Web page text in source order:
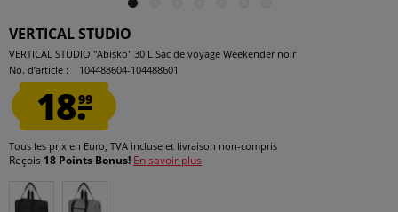
VERTICAL STUDIO
VERTICAL STUDIO "Abisko" 30 L Sac de voyage Weekender noir
No. d’article :
104488604-104488601
18.99
Tous les prix en Euro, TVA incluse et livraison non-compris
Reçois 18 Points Bonus! En savoir plus